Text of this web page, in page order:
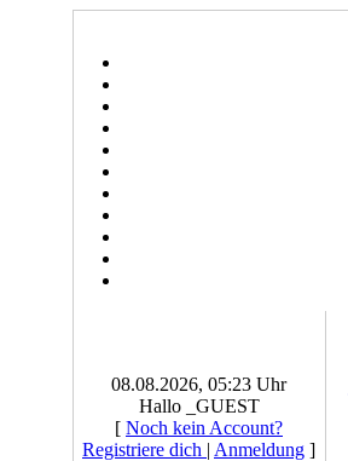
08.08.2026, 05:23 Uhr
Hallo _GUEST
[ Noch kein Account?
Registriere dich | Anmeldung ]